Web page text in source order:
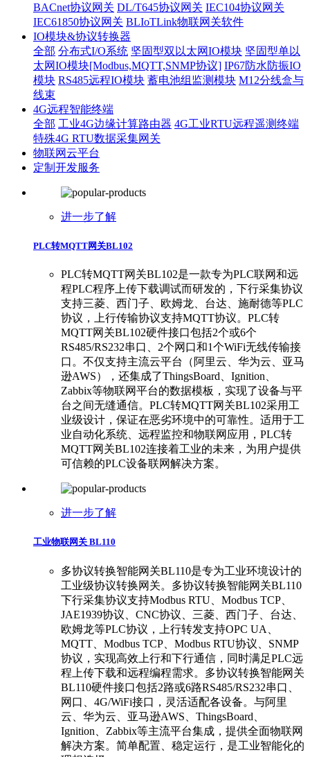
BACnet协议网关 DL/T645协议网关 IEC104协议网关
IEC61850协议网关 BLIoTLink物联网关软件
IO模块&协议转换器
全部 分布式I/O系统 坚固型双以太网IO模块 坚固型单以
太网IO模块[Modbus,MQTT,SNMP协议] IP67防水防振IO
模块 RS485远程IO模块 蓄电池组监测模块 M12分线盒与
线束
4G远程智能终端
全部 工业4G边缘计算路由器 4G工业RTU远程遥测终端
特殊4G RTU数据采集网关
物联网云平台
定制开发服务
进一步了解
PLC转MQTT网关BL102
​PLC转MQTT网关BL102是一款专为PLC联网和远
程PLC程序上传下载调试而研发的，下行采集协议
支持三菱、西门子、欧姆龙、台达、施耐德等PLC
协议，上行传输协议支持MQTT协议。PLC转
MQTT网关BL102硬件接口包括2个或6个
RS485/RS232串口、2个网口和1个WiFi无线传输接
口。不仅支持主流云平台（阿里云、华为云、亚马
逊AWS），还集成了ThingsBoard、Ignition、
Zabbix等物联网平台的数据模板，实现了设备与平
台之间无缝通信。PLC转MQTT网关BL102采用工
业级设计，保证在恶劣环境中的可靠性。适用于工
业自动化系统、远程监控和物联网应用，PLC转
MQTT网关BL102连接着工业的未来，为用户提供
可信赖的PLC设备联网解决方案。
进一步了解
工业物联网关 BL110
多协议转换智能网关BL110是专为工业环境设计的
工业级协议转换网关。多协议转换智能网关BL110
下行采集协议支持Modbus RTU、Modbus TCP、
JAE1939协议、CNC协议、三菱、西门子、台达、
欧姆龙等PLC协议，上行转发支持OPC UA、
MQTT、Modbus TCP、Modbus RTU协议、SNMP
协议，实现高效上行和下行通信，同时满足PLC远
程上传下载和远程编程需求。多协议转换智能网关
BL110硬件接口包括2路或6路RS485/RS232串口、
网口、4G/WiFi接口，灵活适配各设备。与阿里
云、华为云、亚马逊AWS、ThingsBoard、
Ignition、Zabbix等主流平台集成，提供全面物联网
解决方案。简单配置、稳定运行，是工业智能化的